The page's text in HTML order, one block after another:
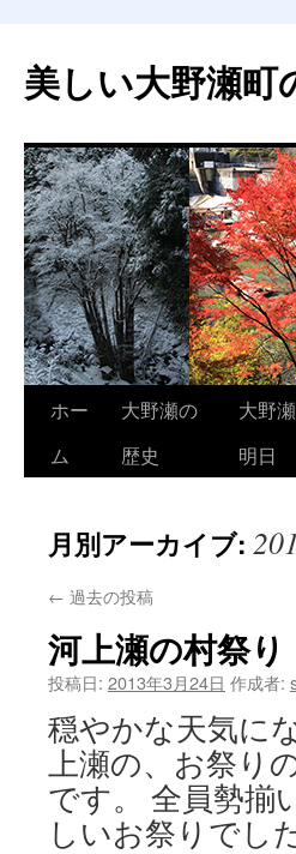
美しい大野瀬町
へ
ス
キ
ッ
ホー
ム
大野瀬の
歴史
大野
明日
月別アーカイブ:
← 過去の投稿
河上瀬の村祭り
投稿日: 2013年3月24日 作成者:
穏やかな天気に
上瀬の、お祭り
です。 全員勢揃
しいお祭りでし